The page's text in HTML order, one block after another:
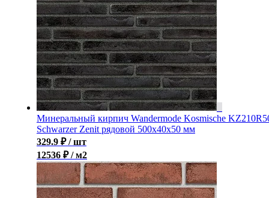
Минеральный кирпич Wandermode Kosmische
Schwarzer Zenit рядовой 500x40x50 мм
329.9 ₽ / шт
12536 ₽ / м2